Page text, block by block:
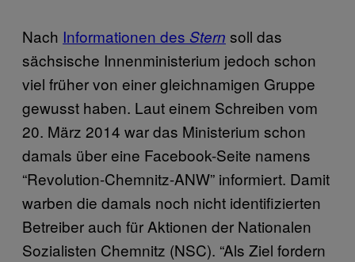
Nach Informationen des Stern soll das
sächsische Innenministerium jedoch schon
viel früher von einer gleichnamigen Gruppe
gewusst haben. Laut einem Schreiben vom
20. März 2014 war das Ministerium schon
damals über eine Facebook-Seite namens
“Revolution-Chemnitz-ANW” informiert. Damit
warben die damals noch nicht identifizierten
Betreiber auch für Aktionen der Nationalen
Sozialisten Chemnitz (NSC). “Als Ziel fordern